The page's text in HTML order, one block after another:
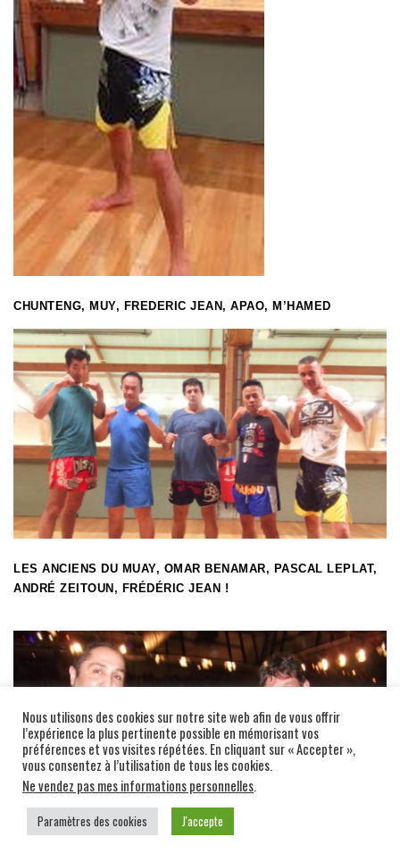
CHUNTENG, MUY, FREDERIC JEAN, APAO, M’HAMED
LES ANCIENS DU MUAY, OMAR BENAMAR, PASCAL LEPLAT,
ANDRÉ ZEITOUN, FRÉDÉRIC JEAN !
Nous utilisons des cookies sur notre site web afin de vous offrir
l’expérience la plus pertinente possible en mémorisant vos
préférences et vos visites répétées. En cliquant sur « Accepter »,
vous consentez à l’utilisation de tous les cookies.
Ne vendez pas mes informations personnelles.
Paramètres des cookies J'accepte